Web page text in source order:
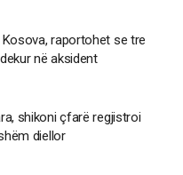
raportohet se tre
në aksident
shikoni çfarë regjistroi
diellor